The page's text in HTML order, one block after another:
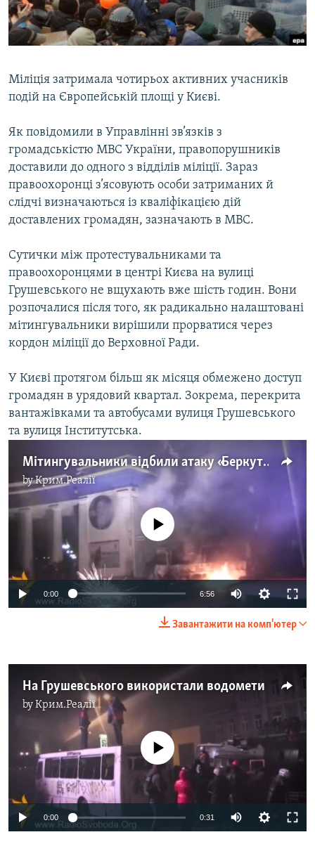
ВІДЕОУРОКИ «ELIFBE»
СВІДЧЕННЯ ОКУПАЦІЇ
ІНФОГРАФІКА
Русский
Qırımtatar
ДОЛУЧАЙСЯ!
Усі сайти RFE/RL
Міліція затримала чотирьох активних учасників
подій на Європейській площі у Києві.
Як повідомили в Управлінні зв’язків з
громадськістю МВС України, правопорушників
доставили до одного з відділів міліції. Зараз
правоохоронці з’ясовують особи затриманих й
слідчі визначаються із кваліфікацією дій
доставлених громадян, зазначають в МВС.
Сутички між протестувальниками та
правоохоронцями в центрі Києва на вулиці
Грушевського не вщухають вже шість годин. Вони
розпочалися після того, як радикально налаштовані
мітингувальники вирішили прорватися через
кордон міліції до Верховної Ради.
У Києві протягом більш як місяця обмежено доступ
громадян в урядовий квартал. Зокрема, перекрита
вантажівками та автобусами вулиця Грушевського
та вулиця Інститутська.
Мітингувальники відбили атаку «Беркута»
byКрим.Реалії
No media source currently available
0:00 6:56
Завантажити на комп'ютер
На Грушевського використали водомети
byКрим.Реалії
No media source currently available
0:00 0:31